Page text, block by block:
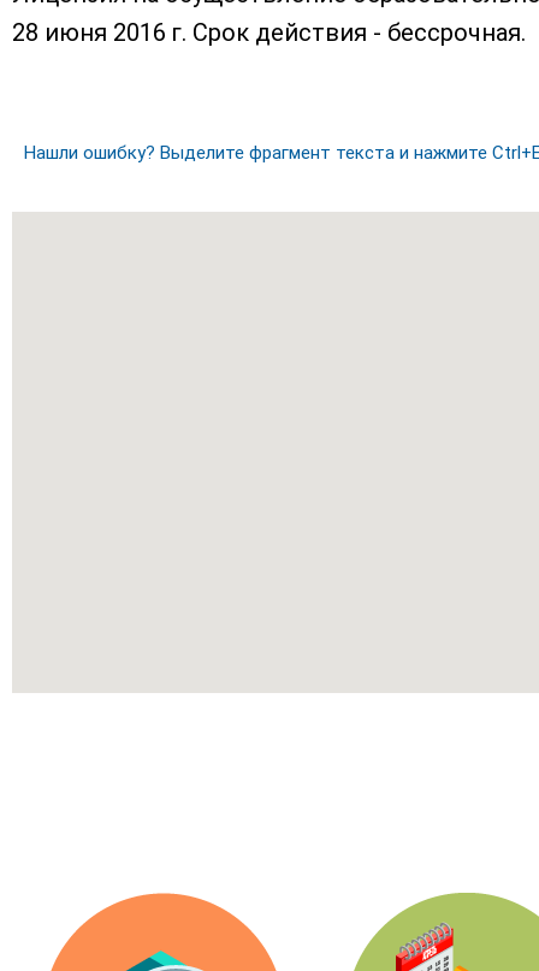
28 июня 2016 г. Срок действия - бессрочная.
Нашли ошибку? Выделите фрагмент текста и нажмите